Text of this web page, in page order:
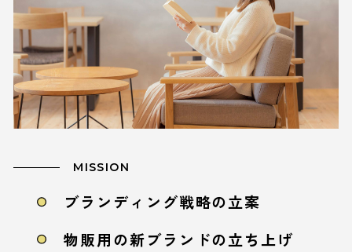
MISSION
ブランディング戦略の立案
物販用の新ブランドの立ち上げ